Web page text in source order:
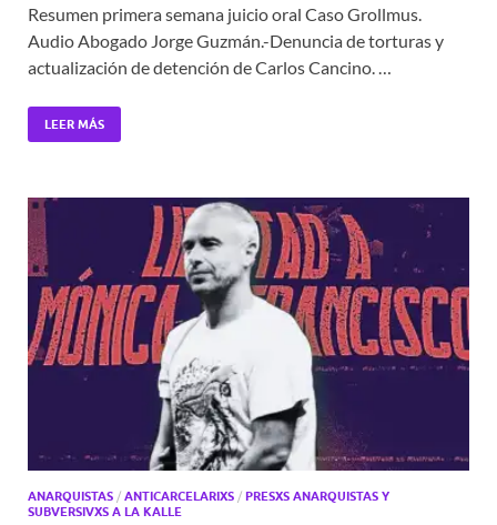
Resumen primera semana juicio oral Caso Grollmus.
Audio Abogado Jorge Guzmán.-Denuncia de torturas y
actualización de detención de Carlos Cancino. …
LEER MÁS
ANARQUISTAS / ANTICARCELARIXS / PRESXS ANARQUISTAS Y
SUBVERSIVXS A LA KALLE